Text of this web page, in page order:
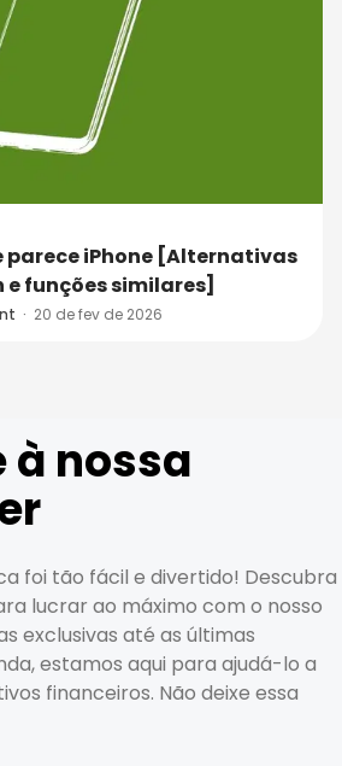
parece iPhone [Alternativas
e funções similares]
· 20 de fev de 2026
nossa
foi tão fácil e divertido! Descubra
lucrar ao máximo com o nosso
exclusivas até as últimas
estamos aqui para ajudá-lo a
financeiros. Não deixe essa